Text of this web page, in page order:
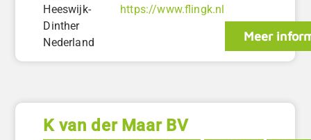
Heeswijk-
Dinther
Nederland
https://www.flingk.nl
Meer
K van der Maar BV